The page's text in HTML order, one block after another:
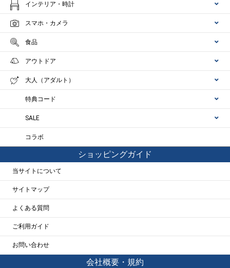
インテリア・時計
スマホ・カメラ
食品
アウトドア
大人（アダルト）
特典コード
SALE
コラボ
ショッピングガイド
当サイトについて
サイトマップ
よくある質問
ご利用ガイド
お問い合わせ
会社概要・規約